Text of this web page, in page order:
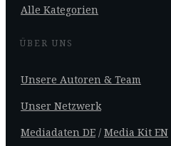
Alle Kategorien
ÜBER UNS
Unsere Autoren & Team
Unser Netzwerk
Mediadaten DE / Media Kit EN